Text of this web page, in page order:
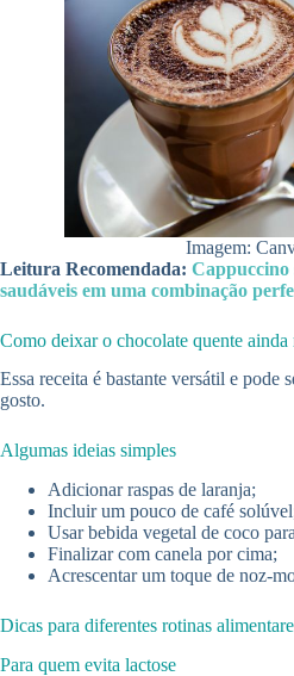
Imagem:
Leitura Recomendada: Cappuccino
saudáveis em uma combinação
Como deixar o chocolate quente ainda
Essa receita é bastante versátil e pode
gosto.
Algumas ideias simples
Adicionar raspas de laranja;
Incluir um pouco de café
Usar bebida vegetal de coco
Finalizar com canela por cima;
Acrescentar um toque de noz-
Dicas para diferentes rotinas
Para quem evita lactose